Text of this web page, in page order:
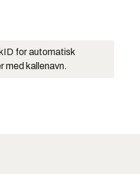
for automatisk
med kallenavn.